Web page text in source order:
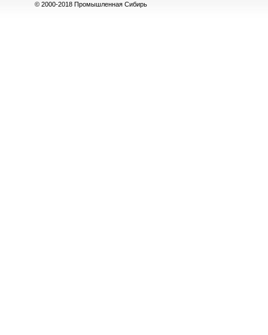
© 2000-2018 Промышленная Сибирь